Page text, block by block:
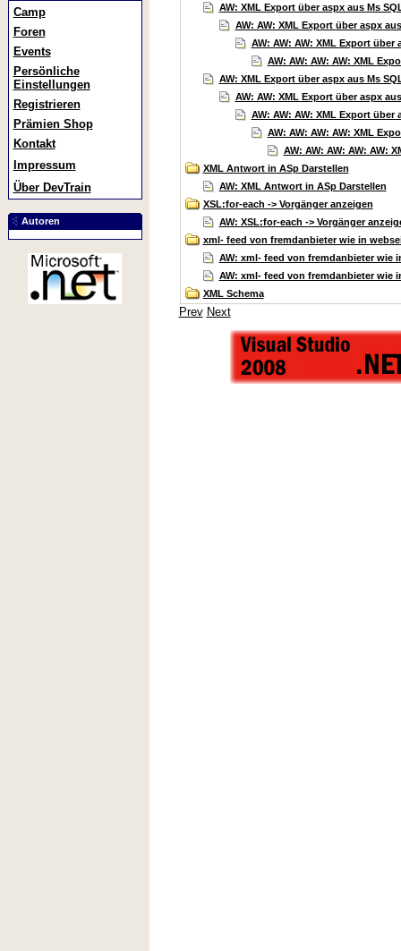
Camp
Foren
Events
Persönliche
Einstellungen
Registrieren
Prämien Shop
Kontakt
Impressum
Über DevTrain
Autoren
AW: XML Export über aspx aus Ms
AW: AW: XML Export über aspx
AW: AW: AW: XML Export über
AW: AW: AW: AW: XML
AW: XML Export über aspx aus Ms
AW: AW: XML Export über aspx
AW: AW: AW: XML Export über
AW: AW: AW: AW: XML
AW: AW: AW: AW: AW:
XML Antwort in ASp Darstellen
AW: XML Antwort in ASp Darstellen
XSL:for-each -> Vorgänger anzeigen
AW: XSL:for-each -> Vorgänger
xml- feed von fremdanbieter wie in
AW: xml- feed von fremdanbieter wie
AW: xml- feed von fremdanbieter wie
XML Schema
Prev Next